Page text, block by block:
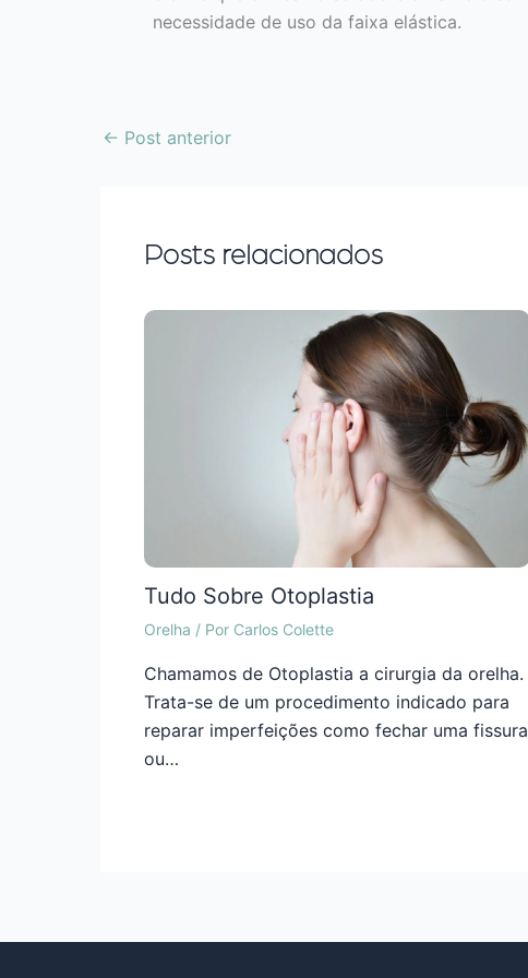
necessidade de uso da faixa elástica.
← Post anterior
Posts relacionados
Tudo Sobre Otoplastia
Orelha / Por Carlos Colette
Chamamos de Otoplastia a cirurgia da orelha.
Trata-se de um procedimento indicado para
reparar imperfeições como fechar uma fissura
ou…